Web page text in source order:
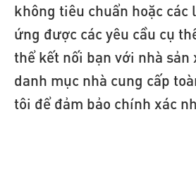
không tiêu chuẩn hoặc các
ứng được các yêu cầu cụ
thể kết nối bạn với nhà
danh mục nhà cung cấp
tôi để đảm bảo chính xác